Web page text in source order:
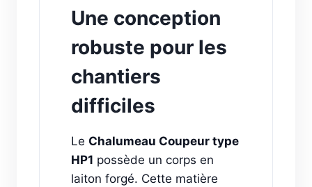
Une conception
robuste pour les
chantiers
difficiles
Le Chalumeau Coupeur type
HP1 possède un corps en
laiton forgé. Cette matière